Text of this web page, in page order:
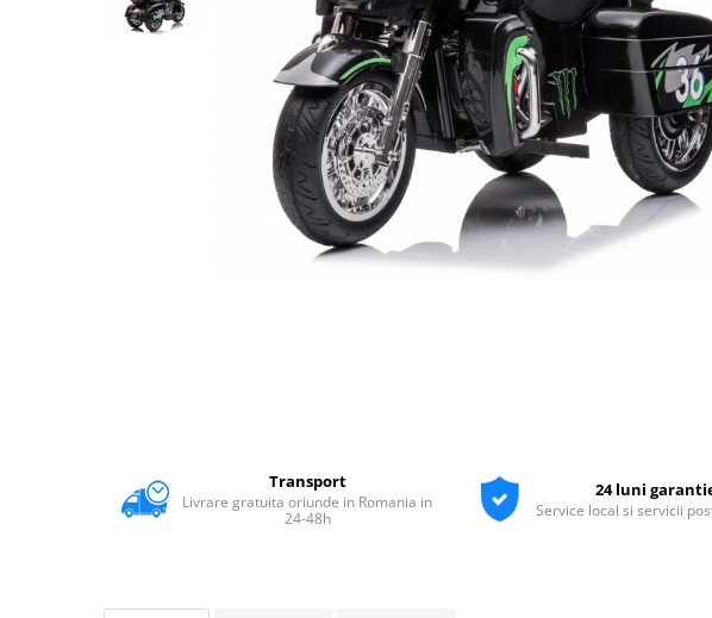
Jucarii RC cu telecomanda
Transport
Livrare gratuita oriunde in Romania in
24-48h
24 luni
Service local si servicii